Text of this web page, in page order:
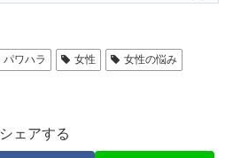
パワハラ 女性
女性の悩み
シェアする